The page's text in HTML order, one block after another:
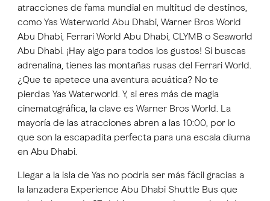
atracciones de fama mundial en multitud de destinos,
como Yas Waterworld Abu Dhabi, Warner Bros World
Abu Dhabi, Ferrari World Abu Dhabi, CLYMB o Seaworld
Abu Dhabi. ¡Hay algo para todos los gustos! Si buscas
adrenalina, tienes las montañas rusas del Ferrari World.
¿Que te apetece una aventura acuática? No te
pierdas Yas Waterworld. Y, si eres más de magia
cinematográfica, la clave es Warner Bros World. La
mayoría de las atracciones abren a las 10:00, por lo
que son la escapadita perfecta para una escala diurna
en Abu Dhabi.
Llegar a la isla de Yas no podría ser más fácil gracias a
la lanzadera Experience Abu Dhabi Shuttle Bus que